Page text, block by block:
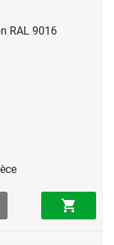
RAL 9016